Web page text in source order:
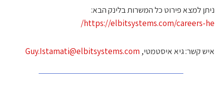
למצא פירוט כל המשרות בלינק הבא:
https://elbitsystems.com/careers-
קשר: גיא איסטמטי,Guy.Istamati@elbitsystems.com